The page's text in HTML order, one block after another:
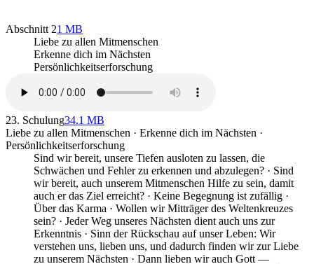
Abschnitt 21 MB
Liebe zu allen Mitmenschen
Erkenne dich im Nächsten
Persönlichkeitserforschung
23. Schulung34.1 MB
Liebe zu allen Mitmenschen · Erkenne dich im Nächsten ·
Persönlichkeitserforschung
Sind wir bereit, unsere Tiefen ausloten zu lassen, die
Schwächen und Fehler zu erkennen und abzulegen? · Sind
wir bereit, auch unserem Mitmenschen Hilfe zu sein, damit
auch er das Ziel erreicht? · Keine Begegnung ist zufällig ·
Über das Karma · Wollen wir Mitträger des Weltenkreuzes
sein? · Jeder Weg unseres Nächsten dient auch uns zur
Erkenntnis · Sinn der Rückschau auf unser Leben: Wir
verstehen uns, lieben uns, und dadurch finden wir zur Liebe
zu unserem Nächsten · Dann lieben wir auch Gott —